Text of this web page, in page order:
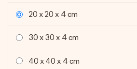
20 x 20 x 4 cm
30 x 30 x 4 cm
40 x 40 x 4 cm